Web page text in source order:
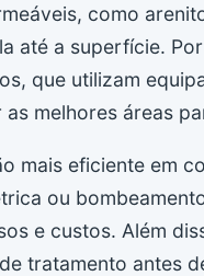
como
até a superfície.
que utilizam
melhores áreas
mais eficiente em
ou
e custos. Além
tratamento antes